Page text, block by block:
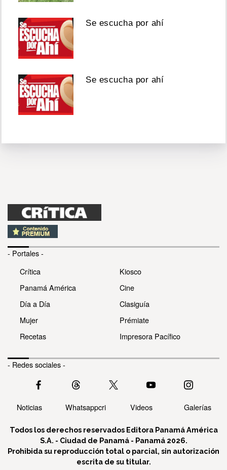
Se escucha por ahí
Se escucha por ahí
- Portales -
Crítica
Panamá América
Día a Día
Mujer
Recetas
Kiosco
Cine
Clasiguía
Prémiate
Impresora Pacífico
- Redes sociales -
Noticias Whatsappcri Videos Galerías
Todos los derechos reservados Editora Panamá América
S.A. - Ciudad de Panamá - Panamá 2026.
Prohibida su reproducción total o parcial, sin autorización
escrita de su titular.